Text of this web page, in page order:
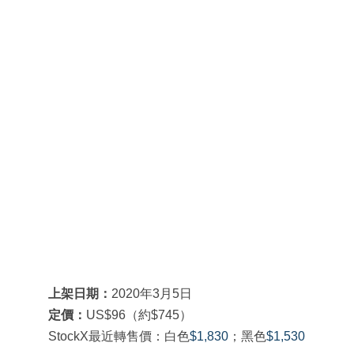
上架日期： 2020年3月5日
定價： US$96（約$745）
StockX最近轉售價：白色$1,830 ；黑色$1,530